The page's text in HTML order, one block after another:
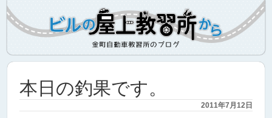
本日の釣果です。
2011年7月12日